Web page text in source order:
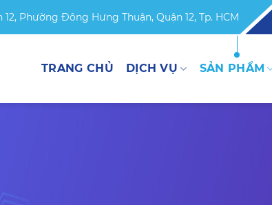
Phường Đông Hưng Thuận, Quận 12, Tp. HCM
TRANG CHỦ DỊCH VỤ SẢN PHẨM